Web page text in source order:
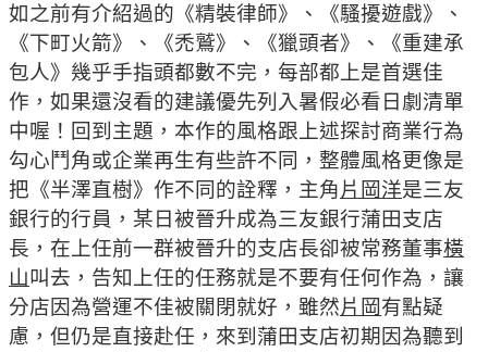
如之前有介紹過的《精裝律師》、《騷擾遊戲》、
《下町火箭》、《禿鷲》、《獵頭者》、《重建承
包人》幾乎手指頭都數不完，每部都上是首選佳
作，如果還沒看的建議優先列入暑假必看日劇清單
中喔！ 回到主題，本作的風格跟上述探討商業行為
勾心鬥角或企業再生有些許不同，整體風格更像是
把《半澤直樹》作不同的詮釋，主角片岡洋是三友
銀行的行員，某日被晉升成為三友銀行蒲田支店
長，在上任前一群被晉升的支店長卻被常務董事橫
山叫去，告知上任的任務就是不要有任何作為，讓
分店因為營運不佳被關閉就好，雖然片岡有點疑
慮，但仍是直接赴任，來到蒲田支店初期因為聽到